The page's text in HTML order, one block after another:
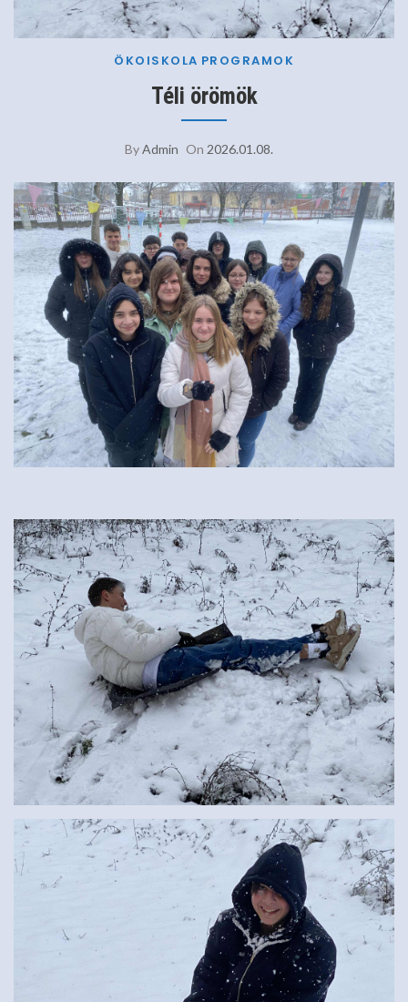
ÖKOISKOLA PROGRAMOK
Téli örömök
ByAdmin On 2026.01.08.